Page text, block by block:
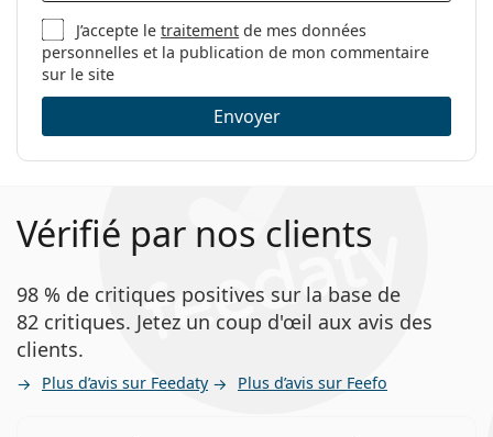
Code:
J’accepte letraitement de mes données
personnelles et la publication de mon commentaire
sur le site
Envoyer
Vérifié par nos clients
98 % de critiques positives sur la base de
82 critiques. Jetez un coup d'œil aux avis des
clients.
Plus d’avis sur Feedaty Plus d’avis sur Feefo